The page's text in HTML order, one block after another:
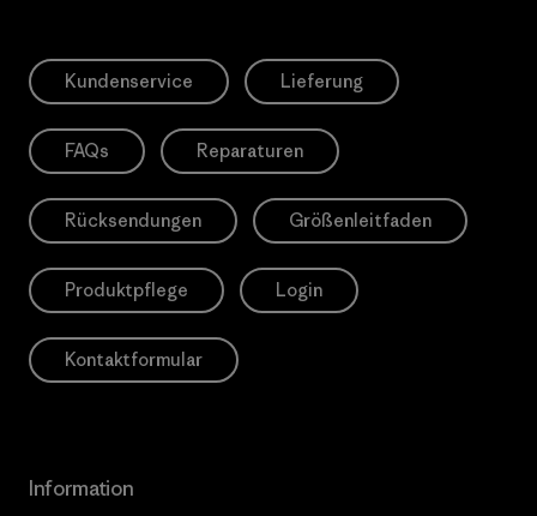
Kundenservice Lieferung
FAQs Reparaturen
Rücksendungen Größenleitfaden
Produktpflege Login
Kontaktformular
Information